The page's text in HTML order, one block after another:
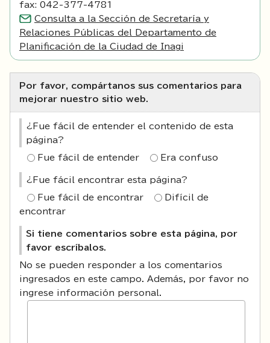
fax: 042-377-4781
Consulta a la Sección de Secretaría y
Relaciones Públicas del Departamento de
Planificación de la Ciudad de Inagi
Por favor, compártanos sus comentarios para
mejorar nuestro sitio web.
¿Fue fácil de entender el contenido de esta
página?
Fue fácil de entender Era confuso
¿Fue fácil encontrar esta página?
Fue fácil de encontrar
Difícil de
encontrar
Si tiene comentarios sobre esta página, por
favor escríbalos.
No se pueden responder a los comentarios
ingresados en este campo. Además, por favor no
ingrese información personal.